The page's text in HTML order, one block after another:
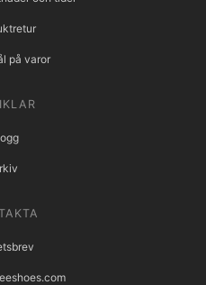
på varor